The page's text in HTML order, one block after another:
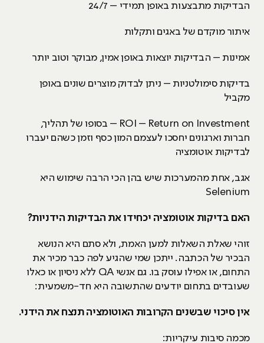
הבדיקות מתבצעות באופן תמידי – 24/7
איתור מוקדם של באגים ותקלות
אמינות – הבדיקות יוצאות באופן אמין, מבוקר וטוב יותר
בדיקות סימולטניות – ניתן לבדוק מוצרים שונים באופן
מקביל
ROI – Return on Investment – בסופו של תהליך,
חברות וארגונים יחסכו לעצמם המון כסף וזמן כשהם יעברו
לבדיקות אוטומציה
אגב, אחת מהמערכות שיש בהן הכי הרבה שימוש היא
Selenium
האם בדיקות אוטומציה יכחידו את הבדיקות הידניות?
זוהי שאלת השאלות למען האמת, ולא סתם היא הנושא
הבכיר של הכתבה. ייתכן שמי שהגיע לפה כבר מכיר את
התחום, או אפילו עוסק בו. גם אנשי QA ללא ניסיון או כאלו
שעובדים בתחום יודעים שהתשובה היא חד-משמעית:
אין סיכוי שבשנים הקרובות האוטומציה תנצח את הידני.
מכמה סיבות עיקריות: